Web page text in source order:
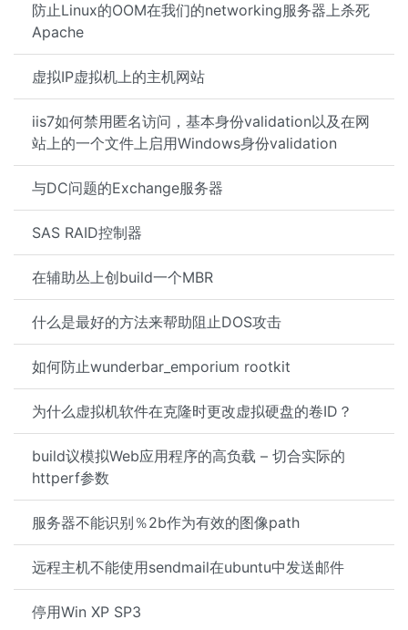
防止Linux的OOM在我们的networking服务器上杀死
Apache
虚拟IP虚拟机上的主机网站
iis7如何禁用匿名访问，基本身份validation以及在网
站上的一个文件上启用Windows身份validation
与DC问题的Exchange服务器
SAS RAID控制器
在辅助丛上创build一个MBR
什么是最好的方法来帮助阻止DOS攻击
如何防止wunderbar_emporium rootkit
为什么虚拟机软件在克隆时更改虚拟硬盘的卷ID？
build议模拟Web应用程序的高负载 – 切合实际的
httperf参数
服务器不能识别％2b作为有效的图像path
远程主机不能使用sendmail在ubuntu中发送邮件
停用Win XP SP3